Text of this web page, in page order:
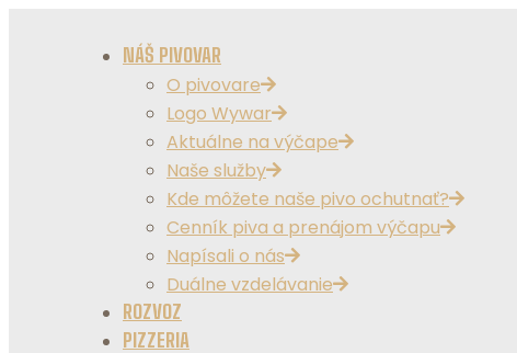
NÁŠ PIVOVAR
O pivovare
Logo Wywar
Aktuálne na výčape
Naše služby
Kde môžete naše pivo ochutnať?
Cenník piva a prenájom výčapu
Napísali o nás
Duálne vzdelávanie
ROZVOZ
PIZZERIA